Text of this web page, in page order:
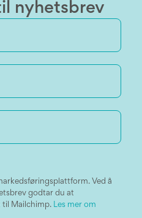
nyhetsbrev
Ved å
godtar du at
til Mailchimp. Les mer om